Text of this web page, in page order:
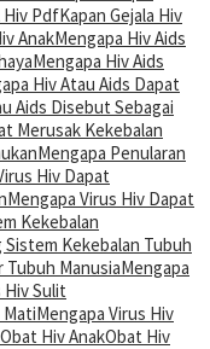
Hiv PdfKapan Gejala Hiv
AnakMengapa Hiv Aids
Mengapa Hiv Aids
Hiv Atau Aids Dapat
Aids Disebut Sebagai
Merusak Kekebalan
Mengapa Penularan
Hiv Dapat
Mengapa Virus Hiv Dapat
Kekebalan
Kekebalan Tubuh
Tubuh ManusiaMengapa
Hiv Sulit
MatiMengapa Virus Hiv
Obat Hiv AnakObat Hiv